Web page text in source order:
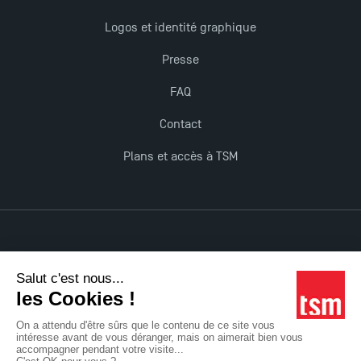
Logos et identité graphique
Presse
FAQ
Contact
Plans et accès à TSM
Accessibilité : non conforme